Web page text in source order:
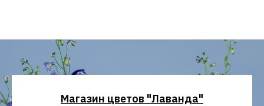
Магазин цветов "Лаванда"